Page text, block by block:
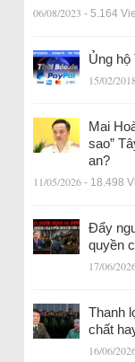
06/08/2023 - 5.164
Ủng hộ
15/02/2018
Mai
sao”
an?
11/05/2026 - 18.498
Đẩy
quyền
17/06/
Thanh
chất
16/06/